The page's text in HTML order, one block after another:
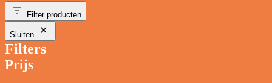
Filter producten
Sluiten
Filters
Prijs